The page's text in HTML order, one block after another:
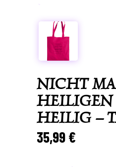
NICHT
HEILIGEN
HEILIG –
35,99€